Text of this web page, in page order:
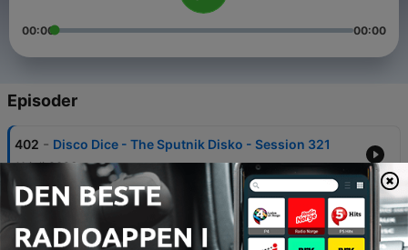
00:00 00:00
Episoder
402 - Disco Dice - The Sputnik Disko - Session 321
11 juli 2026
401 - Disco Dice - The Sputnik Disko - Session 320
27 juni 2026